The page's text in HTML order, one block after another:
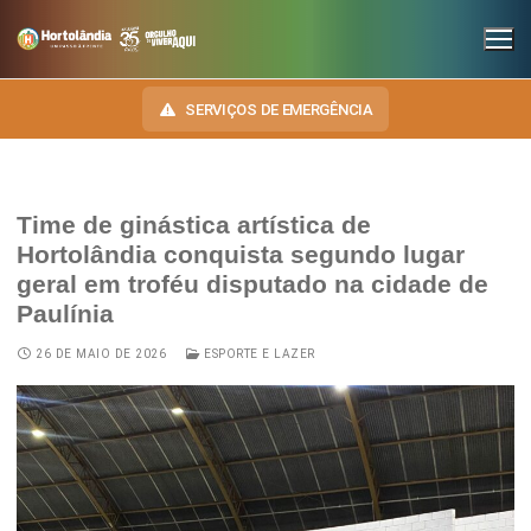
SERVIÇOS DE EMERGÊNCIA
INSTITUCIONAL
SECRETARIAS
Cultura
Desenvolvimento Econômico, Trabalho, Turismo e Inovação
Educação, Ciência e Tecnologia
HINO, BRASÃO E BANDEIRA
Autoridades do Município
Downloads
Telefones Úteis
TRANSPARÊNCIA
E-SIC
OUVIDORIA
DIÁRIO OFICIAL
LEIS MUNICIPAIS
Time de ginástica artística de
Hortolândia conquista segundo lugar
geral em troféu disputado na cidade de
Paulínia
26 DE MAIO DE 2026 ESPORTE E LAZER